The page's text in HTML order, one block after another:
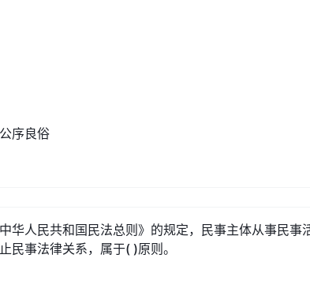
序良俗
华人民共和国民法总则》的规定，民事主体从事民事
民事法律关系，属于( )原则。